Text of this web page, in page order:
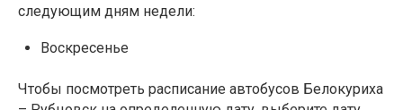
следующим дням недели:
Воскресенье
Чтобы посмотреть расписание автобусов Белокуриха